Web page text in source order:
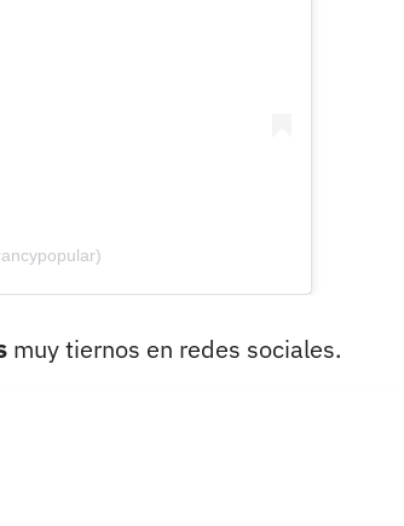
muy tiernos en redes sociales.